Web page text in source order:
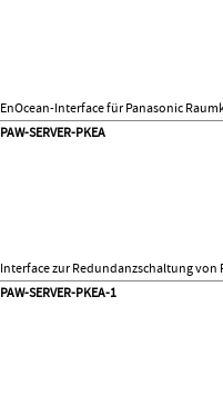
EnOcean-Interface für Panasonic
PAW-SERVER-PKEA
Interface zur Redundanzschaltung von
PAW-SERVER-PKEA-1